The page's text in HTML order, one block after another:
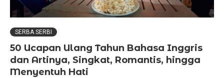
SERBA SERBI
50 Ucapan Ulang Tahun Bahasa Inggris
dan Artinya, Singkat, Romantis, hingga
Menyentuh Hati